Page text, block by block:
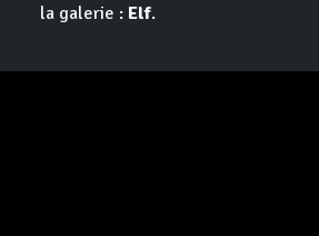
la galerie : Elf.